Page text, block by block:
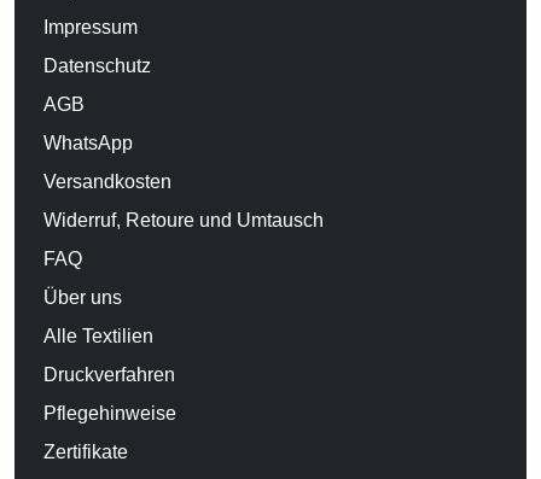
Impressum
Datenschutz
AGB
WhatsApp
Versandkosten
Widerruf, Retoure und Umtausch
FAQ
Über uns
Alle Textilien
Druckverfahren
Pflegehinweise
Zertifikate